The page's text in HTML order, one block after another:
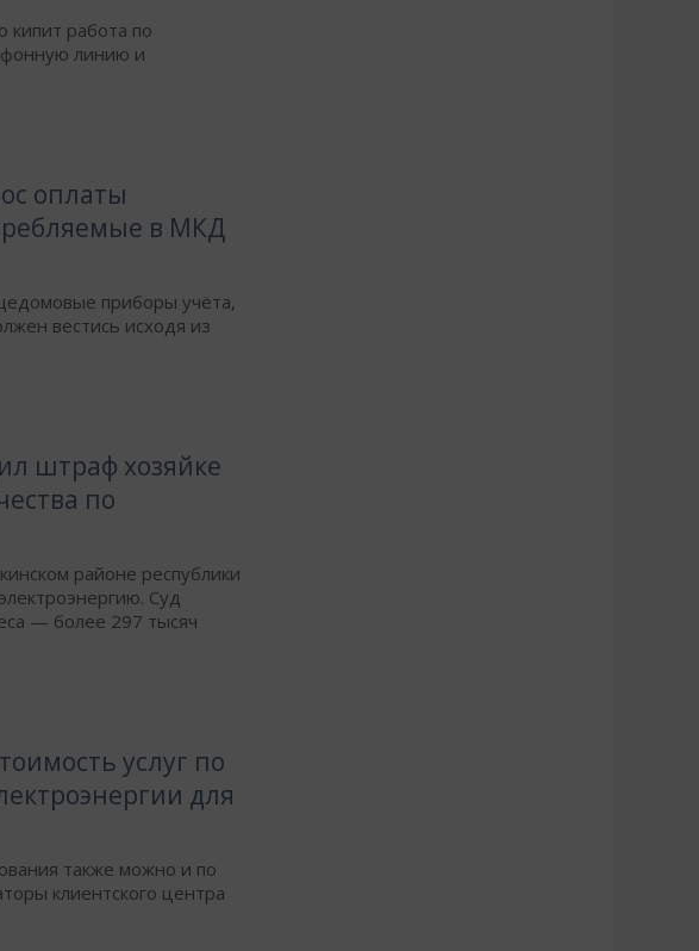
кипит работа по
линию и
оплаты
в МКД
приборы учёта,
вестись исходя из
штраф хозяйке
по
районе республики
Суд
— более 297 тысяч
услуг по
для
также можно и по
клиентского центра